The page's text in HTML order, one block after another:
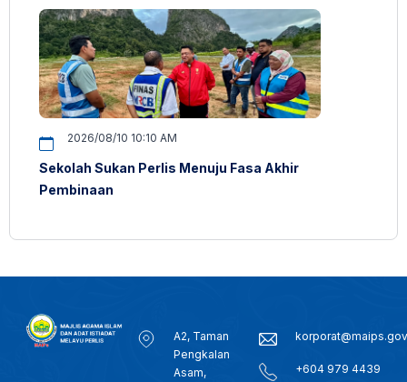
2026/08/10 10:10 AM
Sekolah Sukan Perlis Menuju Fasa Akhir
Pembinaan
A2, Taman
Pengkalan
Asam,
+604 979 4439